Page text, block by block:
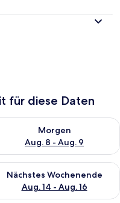
für diese Daten
Nacht, Aug. 7 - Aug. 8.
Morgen
Aug. 8 - Aug. 9
die Verfügbarkeit
Wochenende, Aug. 7
Nächstes Wochenende
Aug. 14 - Aug. 16
die Verfügbarkeit